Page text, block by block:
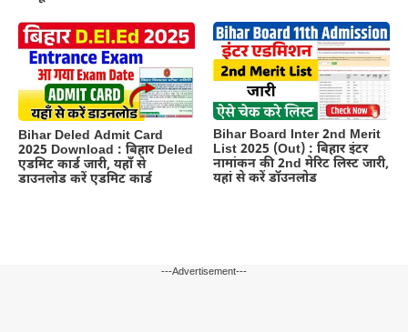
Bihar Deled Admit Card
2025 Download : बिहार Deled
एडमिट कार्ड जारी, यहाँ से
डाउनलोड करें एडमिट कार्ड
Bihar Board Inter 2nd Merit
List 2025 (Out) : बिहार इंटर
नामांकन की 2nd मेरिट लिस्ट जारी,
यहां से करें डॉउनलोड
---Advertisement---